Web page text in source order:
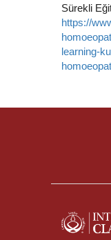
Sürekli
https://
learning-